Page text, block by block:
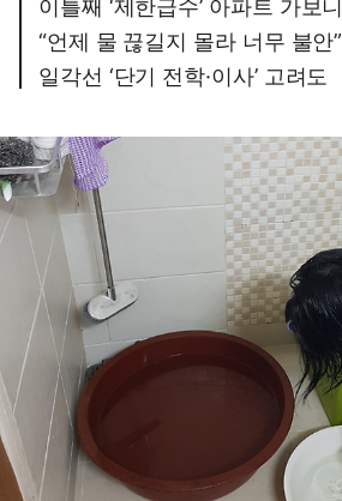
이틀째 ‘제한급수’ 아파트 가보니
“언제 물 끊길지 몰라 너무 불안”
일각선 ‘단기 전학·이사’ 고려도